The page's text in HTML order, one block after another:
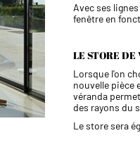
Avec ses
fenêtre en
LE STORE DE
Lorsque l'on
nouvelle pièce
véranda
des rayons du
Le store sera